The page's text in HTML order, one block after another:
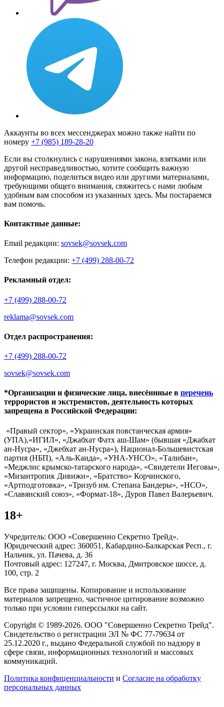
Аккаунты во всех мессенджерах можно также найти по
номеру +7 (985) 189-28-20
Если вы столкнулись с нарушениями закона, взятками или
другой несправедливостью, хотите сообщить важную
информацию, поделиться видео или другими материалами,
требующими общего внимания, свяжитесь с нами любым
удобным вам способом из указанных здесь. Мы постараемся
вам помочь.
Контактные данные:
Email редакции: sovsek@sovsek.com
Телефон редакции: +7 (499) 288-00-72
Рекламный отдел:
+7 (499) 288-00-72
reklama@sovsek.com
Отдел распространения:
+7 (499) 288-00-72
sovsek@sovsek.com
*Организации и физические лица, внесённные в перечень
террористов и экстремистов, деятельность которых
запрещена в Российской Федерации:
«Правый сектор», «Украинская повстанческая армия»
(УПА),«ИГИЛ», «Джабхат Фатх аш-Шам» (бывшая «Джабхат
ан-Нусра», «Джебхат ан-Нусра»), Национал-Большевистская
партия (НБП), «Аль-Каида», «УНА-УНСО», «Талибан»,
«Меджлис крымско-татарского народа», «Свидетели Иеговы»,
«Мизантропик Дивижн», «Братство» Корчинского,
«Артподготовка», «Тризуб им. Степана Бандеры», «НСО»,
«Славянский союз», «Формат-18», Дуров Павел Валерьевич.
18+
Учредитель: ООО «Совершенно Секретно Трейд».
Юридический адрес: 360051, Кабардино-Балкарская Респ., г.
Нальчик, ул. Пачева, д. 36
Почтовый адрес: 127247, г. Москва, Дмитровское шоссе, д.
100, стр. 2
Все права защищены. Копирование и использование
материалов запрещено, частичное цитирование возможно
только при условии гиперссылки на сайт.
Copyright © 1989-2026. ООО "Совершенно Секретно Трейд".
Свидетельство о регистрации ЭЛ № ФС 77-79634 от
25.12.2020 г., выдано Федеральной службой по надзору в
сфере связи, информационных технологий и массовых
коммуникаций.
Политика конфиценциальности и Согласие на обработку
персональных данных